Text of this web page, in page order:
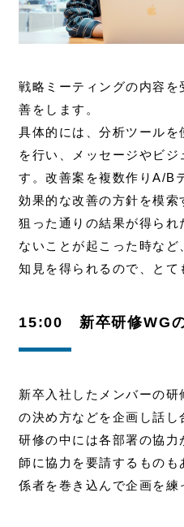
戦略ミーティングの内容
善をします。
具体的には、分析ツール
を行い、メッセージやビジ
す。 改善案を複数作りA/B
効果的な改善の方針を模索
狙った通りの結果が得られ
ないことが起こった時な
知見を得られるので、とて
15:00 新卒研修WG
新卒入社したメンバーの
の決め方などを企画し話し
研修の中には各部署の協
師に協力を要請するもの
係者を巻き込んで企画を練